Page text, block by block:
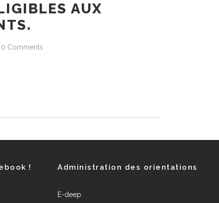
AUX
0 Comments
! Administration des orientations
E-deep